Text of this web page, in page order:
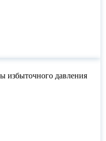
избыточного давления